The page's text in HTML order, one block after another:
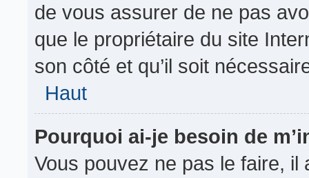
de vous assurer de ne pas
que le propriétaire du site
son côté et qu’il soit
Haut
Pourquoi ai-je besoin de
Vous pouvez ne pas le faire, il